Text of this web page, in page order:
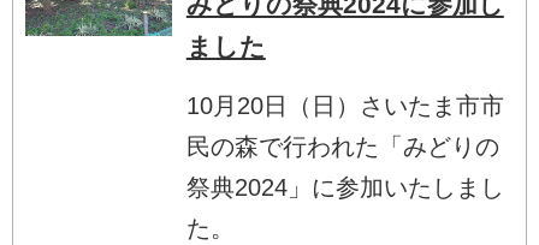
ました
10月20日（日）さいたま市市
民の森で行われた「みどりの
祭典2024」に参加いたしまし
た。